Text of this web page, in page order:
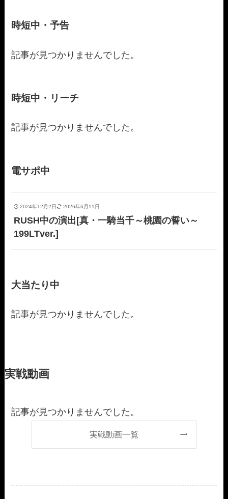
時短中・予告
記事が見つかりませんでした。
時短中・リーチ
記事が見つかりませんでした。
電サポ中
2024年12月2日 2026年6月11日
RUSH中の演出[真・一騎当千～桃園の誓い～
199LTver.]
大当たり中
記事が見つかりませんでした。
実戦動画
記事が見つかりませんでした。
実戦動画一覧